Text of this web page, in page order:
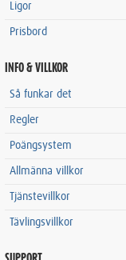
Ligor
Prisbord
INFO & VILLKOR
Så funkar det
Regler
Poängsystem
Allmänna villkor
Tjänstevillkor
Tävlingsvillkor